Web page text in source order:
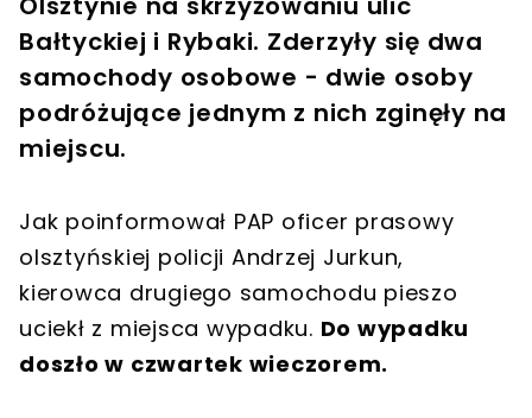
Bałtyckiej i Rybaki. Zderzyły się dwa
samochody osobowe - dwie osoby
podróżujące jednym z nich zginęły na
miejscu.
Jak poinformował PAP oficer prasowy
olsztyńskiej policji Andrzej Jurkun,
kierowca drugiego samochodu pieszo
uciekł z miejsca wypadku. Do wypadku
doszło w czwartek wieczorem.